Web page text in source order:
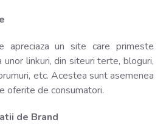
apreciaza un site care primeste
unor linkuri, din siteuri terte, bloguri,
etc. Acestea sunt asemenea
oferite de consumatori.
de Brand